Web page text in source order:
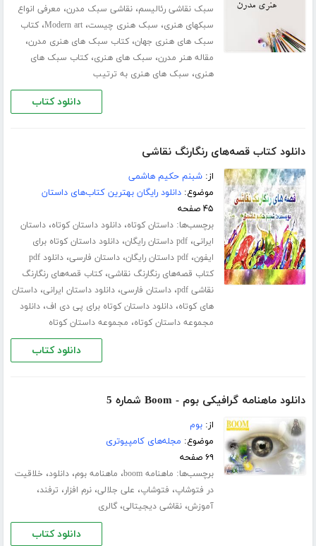
سبک نقاشی رئالیسم،نقاشی سبک مدرن، معرفی انواع
سبکهای هنری، سبک هنری چیست،Modern art،کتاب
سبک های هنری جهان،کتاب سبک های هنری مدرن،
مقاله هنر مدرن، سبک های هنری،کتاب سبک های
هنری، سبک های هنری به ترتیب
دانلود کتاب
دانلود کتاب قصه‌های رنگارنگ نقاشی
از:شبنم حکیم هاشمی
موضوع:دانلود رایگان بهترین کتاب‌های داستان
۴۵ صفحه
برچسب‌ها:داستان کوتاه،دانلود داستان کوتاه،داستان
ایرانی،pdf داستان رایگان ،دانلود داستان کوتاه برای
ایفون،pdf داستان رایگان ،داستان فارسی،
دانلود pdf
کتاب قصه‌های رنگارنگ نقاشی،کتاب قصه‌های رنگارنگ
نقاشی pdf
،داستان فارسی،دانلود داستان ایرانی،داستان
های کوتاه،دانلود داستان کوتاه برای پی دی اف،دانلود
مجموعه داستان کوتاه، مجموعه داستان کوتاه
دانلود کتاب
دانلود ماهنامه گرافیکی بوم - Boom شماره 5
از:بوم
موضوع: مجله‌های کامپیوتری
۶۹ صفحه
برچسب‌ها: ماهنامه boom ، ماهنامه بوم،دانلود، خلاقیت
در فتوشاپ، فتوشاپ، علی جلالی،نرم افزار، ترفند،
آموزش،نقاشی دیجیتالی،گالری
دانلود کتاب